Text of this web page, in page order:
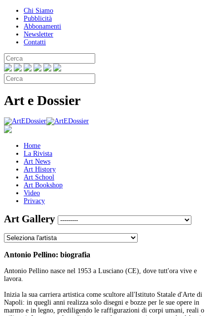
Chi Siamo
Pubblicità
Abbonamenti
Newsletter
Contatti
Art e Dossier
Home
La Rivista
Art News
Art History
Art School
Art Bookshop
Video
Privacy
Art Gallery
Antonio Pellino: biografia
Antonio Pellino nasce nel 1953 a Lusciano (CE), dove tutt'ora vive e
lavora.
Inizia la sua carriera artistica come scultore all'Istituto Statale d'Arte di
Napoli: in quegli anni realizza solo disegni e bozze per le sue opere in
marmo e in legno, prediligendo le raffigurazioni di corpi umani, reali o